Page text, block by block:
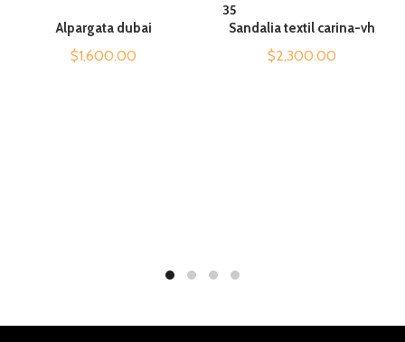
Alpargata dubai
$1,600.00
35
Sandalia textil carina-vh
$2,300.00